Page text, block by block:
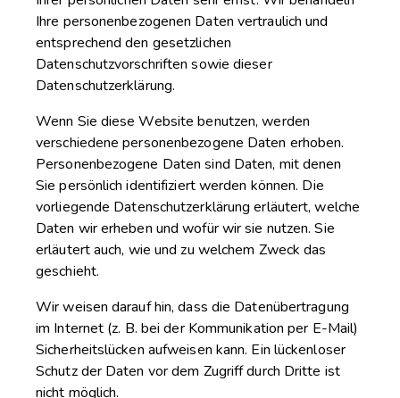
Ihre personenbezogenen Daten vertraulich und
entsprechend den gesetzlichen
Datenschutzvorschriften sowie dieser
Datenschutzerklärung.
Wenn Sie diese Website benutzen, werden
verschiedene personenbezogene Daten erhoben.
Personenbezogene Daten sind Daten, mit denen
Sie persönlich identifiziert werden können. Die
vorliegende Datenschutzerklärung erläutert, welche
Daten wir erheben und wofür wir sie nutzen. Sie
erläutert auch, wie und zu welchem Zweck das
geschieht.
Wir weisen darauf hin, dass die Datenübertragung
im Internet (z. B. bei der Kommunikation per E-Mail)
Sicherheitslücken aufweisen kann. Ein lückenloser
Schutz der Daten vor dem Zugriff durch Dritte ist
nicht möglich.